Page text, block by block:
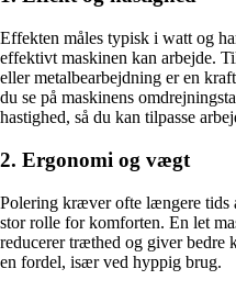
Effekten måles typisk i watt og
effektivt maskinen kan arbejde.
eller metalbearbejdning er en
du se på maskinens
hastighed, så du kan tilpasse
2. Ergonomi og vægt
Polering kræver ofte længere tids
stor rolle for komforten. En let
reducerer træthed og giver bedre
en fordel, især ved hyppig brug.